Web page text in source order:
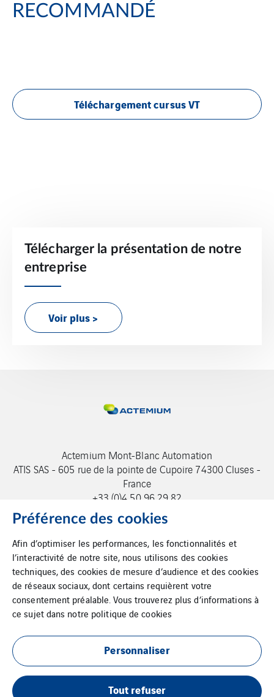
RECOMMANDÉ
Téléchargement cursus VT
Télécharger la présentation de notre
entreprise
Voir plus >
Actemium Mont-Blanc Automation
ATIS SAS - 605 rue de la pointe de Cupoire 74300 Cluses -
France
+33 (0)4 50 96 29 82
Mentions légales
Cookies
Préférence des cookies
Afin d’optimiser les performances, les fonctionnalités et
l’interactivité de notre site, nous utilisons des cookies
techniques, des cookies de mesure d’audience et des cookies
de réseaux sociaux, dont certains requièrent votre
consentement préalable. Vous trouverez plus d’informations à
ce sujet dans notre politique de cookies
Personnaliser
Tout refuser